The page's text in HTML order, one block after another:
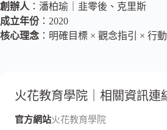
創辦人 ：潘柏瑜｜韭零後、克里斯
成立年份 ：2020
核心理念 ：明確目標 × 觀念指引 × 行
火花教育學院｜相關資訊連
官方網站火花教育學院